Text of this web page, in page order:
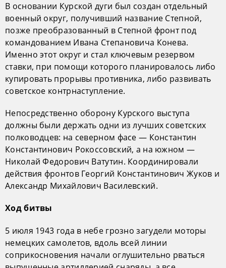
В основании Курской дуги был создан отдельный
военный округ, получивший название Степной,
позже преобразованный в Степной фронт под
командованием Ивана Степановича Конева.
Именно этот округ и стал ключевым резервом
ставки, при помощи которого планировалось либо
купировать прорывы противника, либо развивать
советское контрнаступление.
Непосредственно оборону Курского выступа
должны были держать одни из лучших советских
полководцев: на северном фасе — Константин
Константинович Рокоссовский, а на южном —
Николай Федорович Ватутин. Координировали
действия фронтов Георгий Константинович Жуков и
Александр Михайлович Василевский.
Ход битвы
5 июля 1943 года в небе грозно загудели моторы
немецких самолетов, вдоль всей линии
соприкосновения начали оглушительно рваться